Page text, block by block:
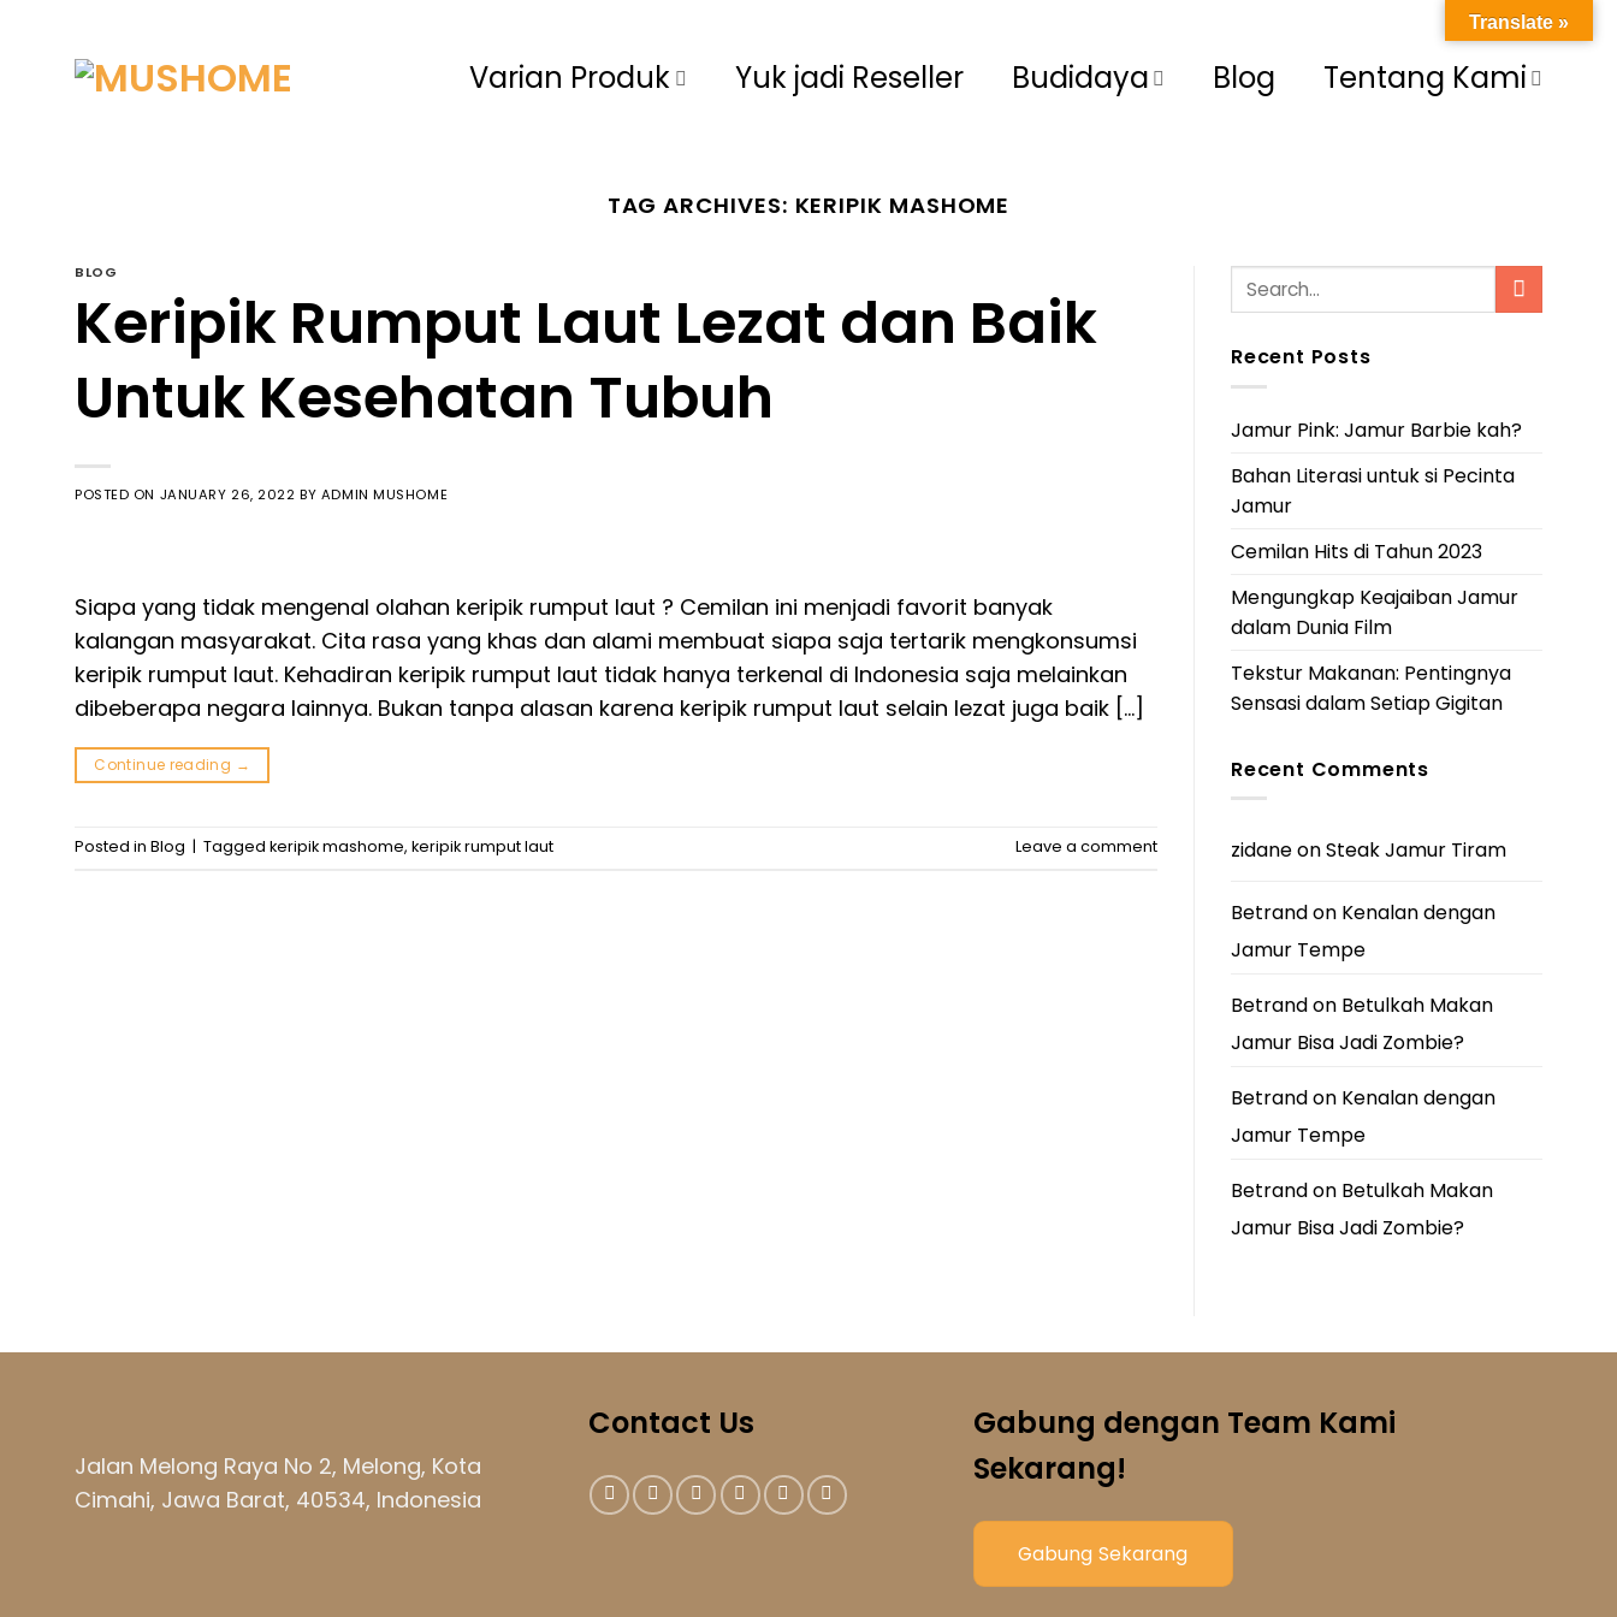
Varian Produk Yuk jadi Reseller Budidaya Blog Tentang Kami
TAG ARCHIVES: KERIPIK MASHOME
BLOG
Keripik Rumput Laut Lezat dan Baik
Untuk Kesehatan Tubuh
POSTED ON JANUARY 26, 2022 BY ADMIN MUSHOME
Siapa yang tidak mengenal olahan keripik rumput laut ? Cemilan ini menjadi favorit banyak
kalangan masyarakat. Cita rasa yang khas dan alami membuat siapa saja tertarik mengkonsumsi
keripik rumput laut. Kehadiran keripik rumput laut tidak hanya terkenal di Indonesia saja melainkan
dibeberapa negara lainnya. Bukan tanpa alasan karena keripik rumput laut selain lezat juga baik […]
Continue reading →
Posted in Blog | Tagged keripik mashome, keripik rumput laut Leave a comment
Recent Posts
Jamur Pink: Jamur Barbie kah?
Bahan Literasi untuk si Pecinta
Jamur
Cemilan Hits di Tahun 2023
Mengungkap Keajaiban Jamur
dalam Dunia Film
Tekstur Makanan: Pentingnya
Sensasi dalam Setiap Gigitan
Recent Comments
zidaneonSteak Jamur Tiram
Betrandon Kenalan dengan
Jamur Tempe
Betrandon Betulkah Makan
Jamur Bisa Jadi Zombie?
Betrandon Kenalan dengan
Jamur Tempe
Betrandon Betulkah Makan
Jamur Bisa Jadi Zombie?
Jalan Melong Raya No 2, Melong, Kota
Cimahi, Jawa Barat, 40534, Indonesia
Contact Us
Gabung dengan Team Kami
Sekarang!
Gabung Sekarang
Translate »